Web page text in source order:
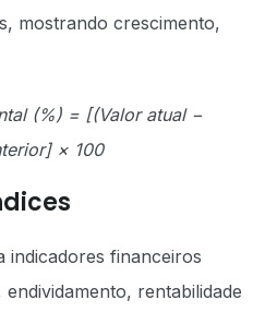
mostrando crescimento,
(%) = [(Valor atual −
× 100
indicadores financeiros
rentabilidade